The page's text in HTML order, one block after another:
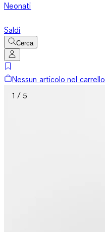
Neonati
Saldi
Cerca
Nessun articolo nel carrello
1 / 5